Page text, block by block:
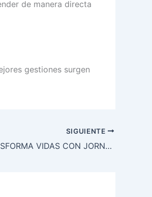
de manera directa
gestiones surgen
SIGUIENTE
GOBIERNO DEL ESTADO TRANSFORMA VIDAS CON JORNADA ESTATAL DE ENTREGA DE APOYOS “VER, ESCUCHAR Y AVANZAR POR OAXACA”